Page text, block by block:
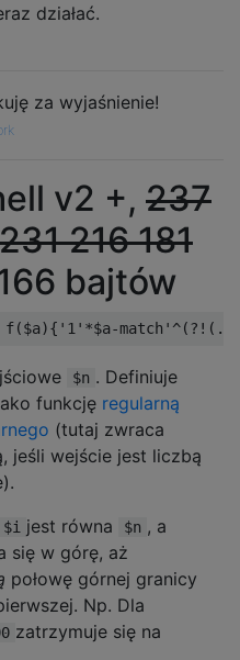
działać.
za wyjaśnienie!
v2 +, 237
231216181
bajtów
$n . Definiuje
funkcję regularną
(tutaj zwraca
jeśli wejście jest liczbą
$i jest równa $n , a
się w górę, aż
połowę górnej granicy
Np. Dla
zatrzymuje się na